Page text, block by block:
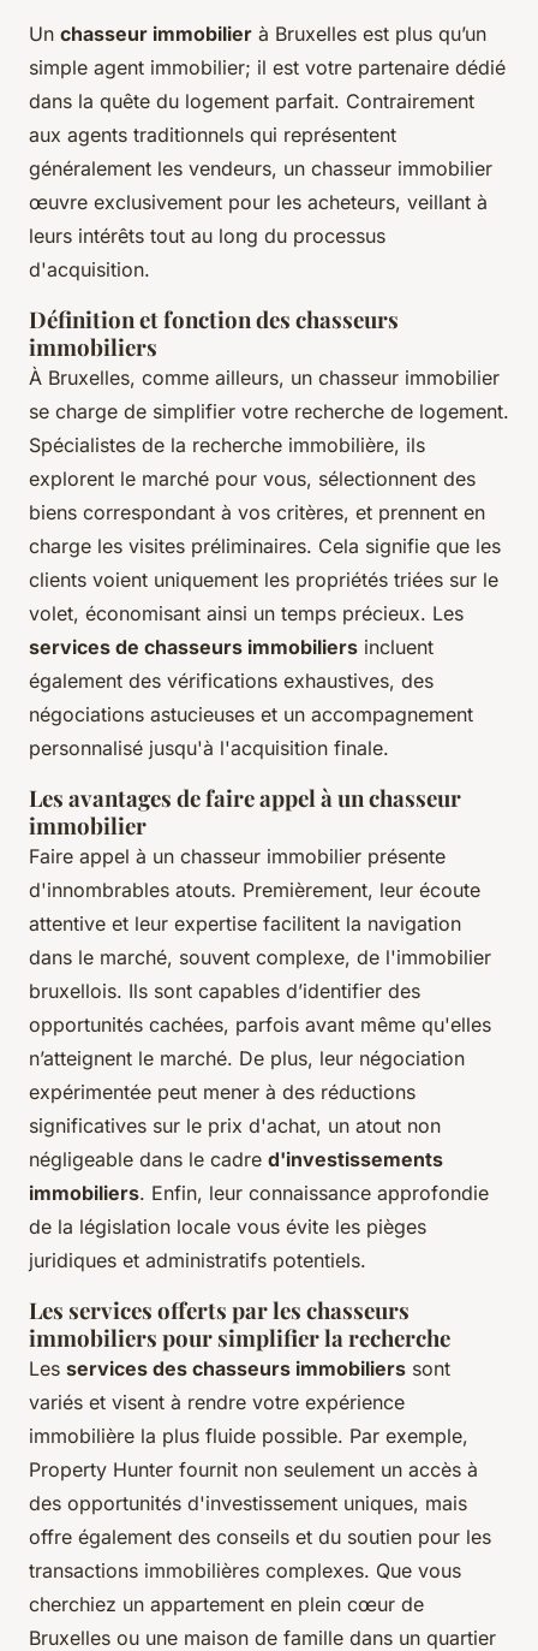
Un chasseur immobilier à Bruxelles est plus qu’un
simple agent immobilier; il est votre partenaire dédié
dans la quête du logement parfait. Contrairement
aux agents traditionnels qui représentent
généralement les vendeurs, un chasseur immobilier
œuvre exclusivement pour les acheteurs, veillant à
leurs intérêts tout au long du processus
d'acquisition.
Définition et fonction des chasseurs
immobiliers
À Bruxelles, comme ailleurs, un chasseur immobilier
se charge de simplifier votre recherche de logement.
Spécialistes de la recherche immobilière, ils
explorent le marché pour vous, sélectionnent des
biens correspondant à vos critères, et prennent en
charge les visites préliminaires. Cela signifie que les
clients voient uniquement les propriétés triées sur le
volet, économisant ainsi un temps précieux. Les
services de chasseurs immobiliers incluent
également des vérifications exhaustives, des
négociations astucieuses et un accompagnement
personnalisé jusqu'à l'acquisition finale.
Les avantages de faire appel à un chasseur
immobilier
Faire appel à un chasseur immobilier présente
d'innombrables atouts. Premièrement, leur écoute
attentive et leur expertise facilitent la navigation
dans le marché, souvent complexe, de l'immobilier
bruxellois. Ils sont capables d’identifier des
opportunités cachées, parfois avant même qu'elles
n’atteignent le marché. De plus, leur négociation
expérimentée peut mener à des réductions
significatives sur le prix d'achat, un atout non
négligeable dans le cadre d'investissements
immobiliers. Enfin, leur connaissance approfondie
de la législation locale vous évite les pièges
juridiques et administratifs potentiels.
Les services offerts par les chasseurs
immobiliers pour simplifier la recherche
Les services des chasseurs immobiliers sont
variés et visent à rendre votre expérience
immobilière la plus fluide possible. Par exemple,
Property Hunter fournit non seulement un accès à
des opportunités d'investissement uniques, mais
offre également des conseils et du soutien pour les
transactions immobilières complexes. Que vous
cherchiez un appartement en plein cœur de
Bruxelles ou une maison de famille dans un quartier